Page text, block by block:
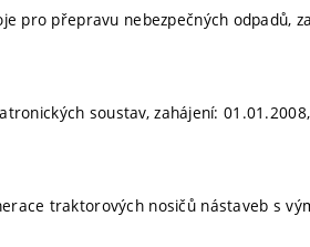
pro přepravu nebezpečných odpadů,
soustav, zahájení:
traktorových nosičů nástaveb s